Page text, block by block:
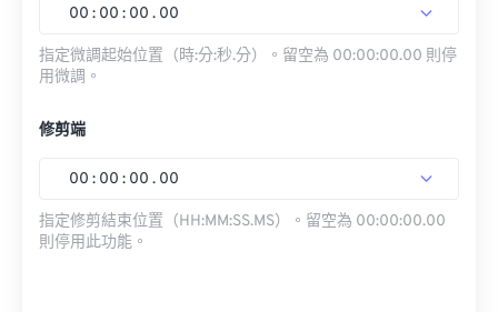
00 : 00 : 00 . 00
指定微調起始位置（時:分:秒.分）。留空為 00:00:00.00 則停
用微調。
修剪端
00 : 00 : 00 . 00
指定修剪結束位置（HH:MM:SS.MS）。留空為 00:00:00.00
則停用此功能。